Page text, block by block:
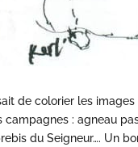
de colorier les images
campagnes : agneau
du Seigneur…. Un